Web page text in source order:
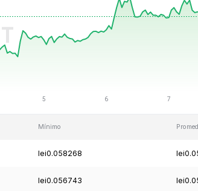
Mínimo
lei0.058268
lei0.056743